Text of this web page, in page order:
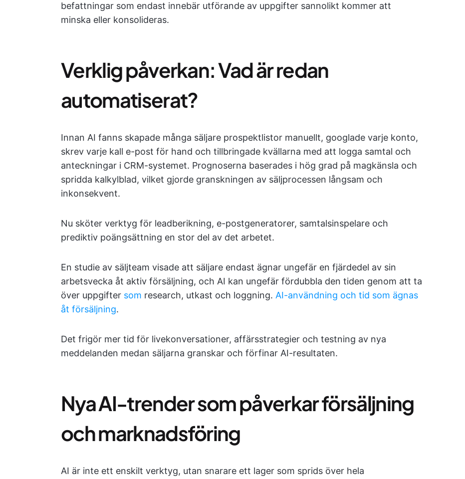
befattningar som endast innebär utförande av uppgifter sannolikt kommer att
minska eller konsolideras.
Verklig påverkan: Vad är redan
automatiserat?
Innan AI fanns skapade många säljare prospektlistor manuellt, googlade varje konto,
skrev varje kall e-post för hand och tillbringade kvällarna med att logga samtal och
anteckningar i CRM-systemet. Prognoserna baserades i hög grad på magkänsla och
spridda kalkylblad, vilket gjorde granskningen av säljprocessen långsam och
inkonsekvent.
Nu sköter verktyg för leadberikning, e-postgeneratorer, samtalsinspelare och
prediktiv poängsättning en stor del av det arbetet.
En studie av säljteam visade att säljare endast ägnar ungefär en fjärdedel av sin
arbetsvecka åt aktiv försäljning, och AI kan ungefär fördubbla den tiden genom att ta
över uppgifter som research, utkast och loggning. AI-användning och tid som ägnas
åt försäljning.
Det frigör mer tid för livekonversationer, affärsstrategier och testning av nya
meddelanden medan säljarna granskar och förfinar AI-resultaten.
Nya AI-trender som påverkar försäljning
och marknadsföring
AI är inte ett enskilt verktyg, utan snarare ett lager som sprids över hela